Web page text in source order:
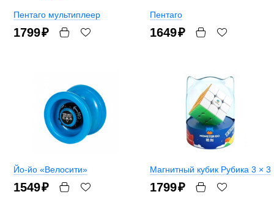
Пентаго мультиплеер
1799₽
Пентаго
1649₽
Йо-йо «Велосити»
1549₽
Магнитный кубик Рубика 3 × 3
1799₽